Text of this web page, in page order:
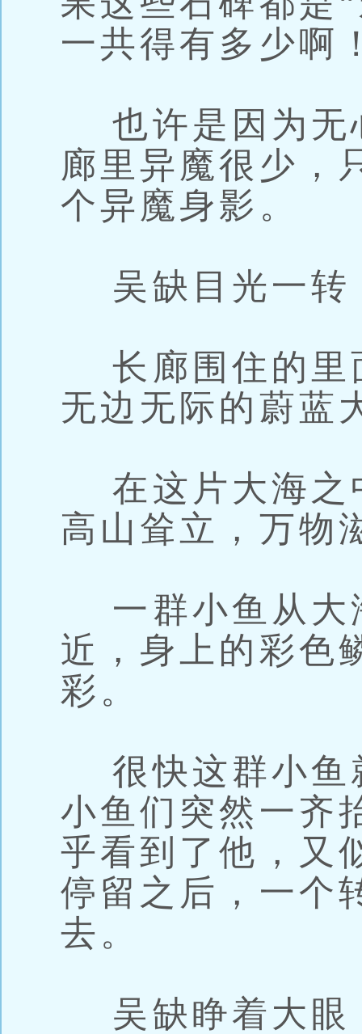
一共得有多少啊
也许是因为无
廊里异魔很少，
个异魔身影。
吴缺目光一转
长廊围住的里
无边无际的蔚蓝
在这片大海之
高山耸立，万
一群小鱼从大
近，身上的彩色
彩。
很快这群小鱼
小鱼们突然一齐
乎看到了他，又
停留之后，一个
去。
吴缺睁着大眼